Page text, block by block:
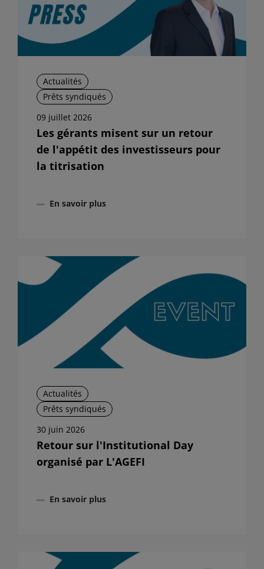
Actualités
Prêts syndiqués
09 juillet 2026
Les gérants misent sur un retour
de l'appétit des investisseurs pour
la titrisation
En savoir plus
Actualités
Prêts syndiqués
30 juin 2026
Retour sur l'Institutional Day
organisé par L'AGEFI
En savoir plus